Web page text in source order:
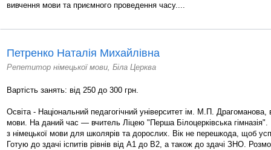
вивчення мови та приємного проведення часу....
Петренко Наталія Михайлівна
Репетитор німецької мови, Біла Церква
Вартість занять: від 250 до 300 грн.
Освіта - Національний педагогічний університет ім. М.П. Драгоманова,
мови. На даний час — вчитель Ліцею "Перша Білоцерківська гімназія".
з німецької мови для школярів та дорослих. Вік не перешкода, щоб
Готую до здачі іспитів рівнів від А1 до В2, а також до здачі ЗНО.